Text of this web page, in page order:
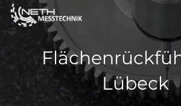
HOME
UNTERNEHMEN
LEISTUNGEN
Lübeck